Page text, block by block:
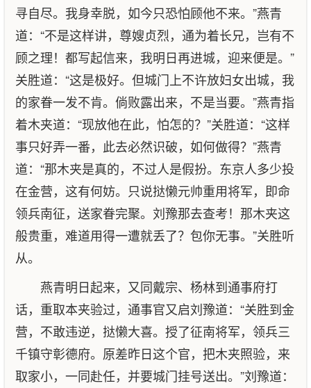
寻自尽。我身幸脱，如今只恐怕顾他不来。”燕青
道：“不是这样讲，尊嫂贞烈，通为着长兄，岂有不
顾之理！都写起信来，我明日再进城，迎来便是。”
关胜道：“这是极好。但城门上不许放妇女出城，我
的家眷一发不肯。倘败露出来，不是当要。”燕青指
着木夹道：“现放他在此，怕怎的？”关胜道：“这样
事只好弄一番，此去必然识破，如何做得？”燕青
道：“那木夹是真的，不过人是假扮。东京人多少投
在金营，这有何妨。只说挞懒元帅重用将军，即命
领兵南征，送家眷完聚。刘豫那去查考！那木夹这
般贵重，难道用得一遭就丢了？包你无事。”关胜听
从。
燕青明日起来，又同戴宗、杨林到通事府打
话，重取本夹验过，通事官又启刘豫道：“关胜到金
营，不敢违逆，挞懒大喜。授了征南将军，领兵三
千镇守彰德府。原差昨日这个官，把木夹照验，来
取家小，一同赴任，并要城门挂号送出。”刘豫道：